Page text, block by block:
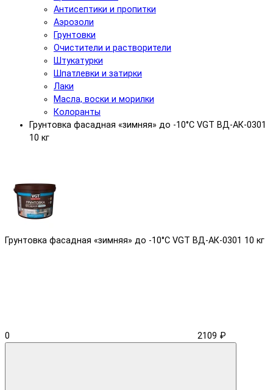
Антисептики и пропитки
Аэрозоли
Грунтовки
Очистители и растворители
Штукатурки
Шпатлевки и затирки
Лаки
Масла, воски и морилки
Колоранты
Грунтовка фасадная «зимняя» до -10°С VGT ВД-АК-0301
10 кг
Грунтовка фасадная «зимняя» до -10°С VGT ВД-АК-0301 10 кг
0 2109 ₽